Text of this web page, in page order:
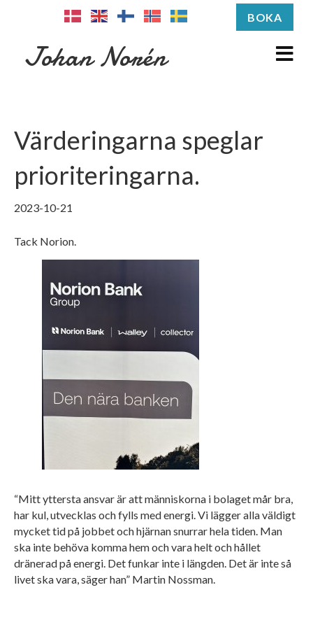
BOKA
Johan Norén M
e
Värderingarna speglar
prioriteringarna.
2023-10-21
Tack Norion.
“Mitt yttersta ansvar är att människorna i bolaget mår bra,
har kul, utvecklas och fylls med energi. Vi lägger alla väldigt
mycket tid på jobbet och hjärnan snurrar hela tiden. Man
ska inte behöva komma hem och vara helt och hållet
dränerad på energi. Det funkar inte i längden. Det är inte så
livet ska vara, säger han” Martin Nossman.